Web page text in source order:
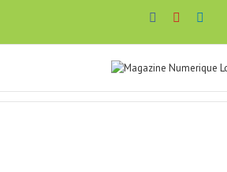
FacebookYouTube